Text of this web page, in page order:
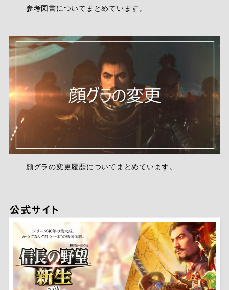
参考図書についてまとめています。
顔グラの変更履歴についてまとめています。
公式サイト